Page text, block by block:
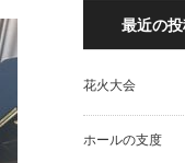
最近の
花火大
ホール